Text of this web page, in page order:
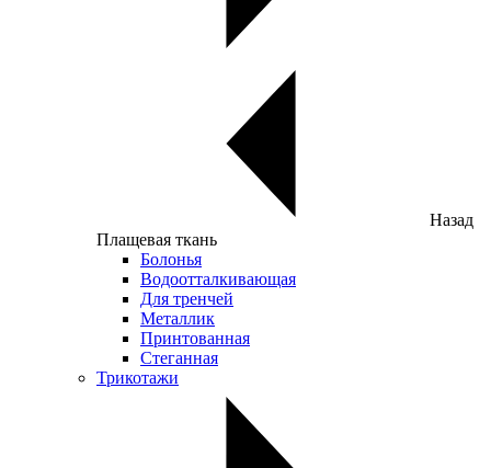
Назад
Плащевая ткань
Болонья
Водоотталкивающая
Для тренчей
Металлик
Принтованная
Стеганная
Трикотажи